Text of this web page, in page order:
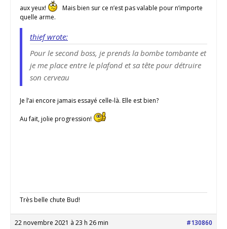
aux yeux!
Mais bien sur ce n’est pas valable pour n’importe
quelle arme.
thief wrote:
Pour le second boss, je prends la bombe tombante et
je me place entre le plafond et sa tête pour détruire
son cerveau
Je l’ai encore jamais essayé celle-là. Elle est bien?
Au fait, jolie progression!
Très belle chute Bud!
22 novembre 2021 à 23 h 26 min #130860